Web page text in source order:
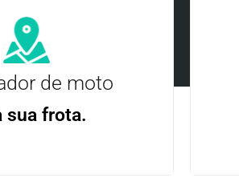
de moto
sua frota.